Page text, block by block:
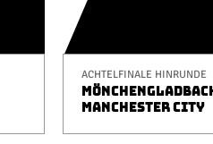
ACHTELFINALE HINRUNDE
MANCHESTER CITY